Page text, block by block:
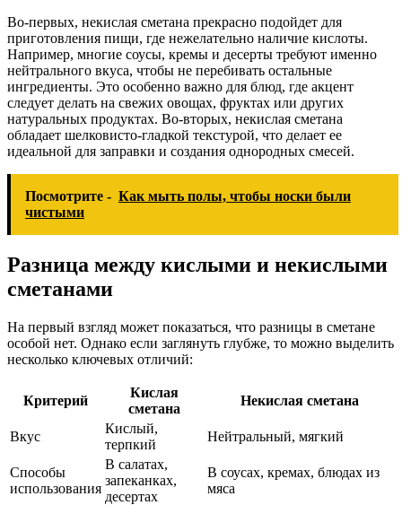
Во-первых, некислая сметана прекрасно подойдет для
приготовления пищи, где нежелательно наличие кислоты.
Например, многие соусы, кремы и десерты требуют именно
нейтрального вкуса, чтобы не перебивать остальные
ингредиенты. Это особенно важно для блюд, где акцент
следует делать на свежих овощах, фруктах или других
натуральных продуктах. Во-вторых, некислая сметана
обладает шелковисто-гладкой текстурой, что делает ее
идеальной для заправки и создания однородных смесей.
Посмотрите - Как мыть полы, чтобы носки были
чистыми
Разница между кислыми и некислыми
сметанами
На первый взгляд может показаться, что разницы в сметане
особой нет. Однако если заглянуть глубже, то можно выделить
несколько ключевых отличий:
Критерий
Кислая
сметана
Некислая сметана
Вкус
Кислый,
терпкий
Нейтральный, мягкий
Способы
использования
В салатах,
запеканках,
десертах
В соусах, кремах, блюдах из
мяса